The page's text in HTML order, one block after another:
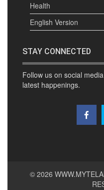
Health
English Version
STAY CONNECTED
Follow us on social
latest happenings.
© 2026